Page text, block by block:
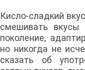
Кисло-сладкий
смешивать вкусы
поколение,
но никогда не
сказать об